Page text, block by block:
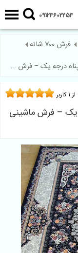
09124602254
فرش 700 شانه
درجه یک – فرش ماشینی
از 1کاربر